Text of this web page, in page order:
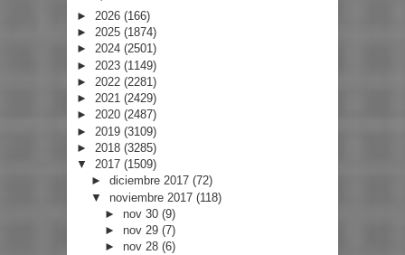
► 2026 (166)
► 2025 (1874)
► 2024 (2501)
► 2023 (1149)
► 2022 (2281)
► 2021 (2429)
► 2020 (2487)
► 2019 (3109)
► 2018 (3285)
▼ 2017 (1509)
► diciembre 2017 (72)
▼ noviembre 2017 (118)
► nov 30(9)
► nov 29(7)
► nov 28(6)